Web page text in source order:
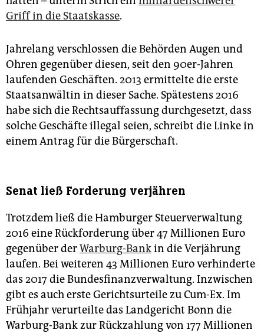
Griff in die Staatskasse.
Jahrelang verschlossen die Behörden Augen und
Ohren gegenüber diesen, seit den 90er-Jahren
laufenden Geschäften. 2013 ermittelte die erste
Staatsanwältin in dieser Sache. Spätestens 2016
habe sich die Rechtsauffassung durchgesetzt, dass
solche Geschäfte illegal seien, schreibt die Linke in
einem Antrag für die Bürgerschaft.
Senat ließ Forderung verjähren
Trotzdem ließ die Hamburger Steuerverwaltung
2016 eine Rückforderung über 47 Millionen Euro
gegenüber derWarburg-Bankin die Verjährung
laufen. Bei weiteren 43 Millionen Euro verhinderte
das 2017 die Bundesfinanzverwaltung. Inzwischen
gibt es auch erste Gerichtsurteile zu Cum-Ex. Im
Frühjahr verurteilte das Landgericht Bonn die
Warburg-Bank zur Rückzahlung von 177 Millionen